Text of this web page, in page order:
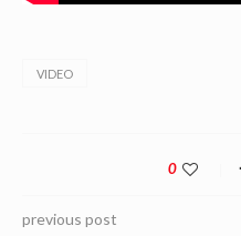
VIDEO
0
previous post